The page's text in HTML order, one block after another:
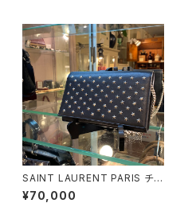
SAINT LAURENT PARIS チェ
ーンショルダーウォレット
¥70,000